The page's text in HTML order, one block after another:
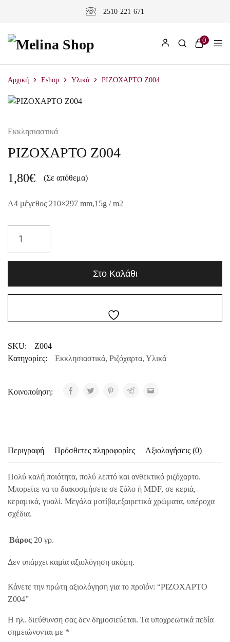
2510 221 671
0
Αρχική Eshop Υλικά ΡΙΖΟΧΑΡΤΟ Z004
Εκκλησιαστικά
ΡΙΖΟΧΑΡΤΟ Z004
1,80€ (Σε απόθεμα)
A4 μέγεθος 210×297 mm,15g / m2
Στο Καλάθι
SKU:
Z004
Κατηγορίες:
Εκκλησιαστικά, Ριζόχαρτα, Υλικά
Κοινοποίηση:
Περιγραφή Πρόσθετες πληροφορίες Αξιολογήσεις (0)
Πολύ καλή ποιότητα, πολύ λεπτό και ανθεκτικό ριζόχαρτο.
Μπορείτε να το διακοσμήσετε σε ξύλο ή MDF, σε κεριά,
κεραμικά, γυαλί. Μεγάλα μοτίβα,εξαιρετικά χρώματα, υπέροχα
σχέδια.
Βάρος 20 γρ.
Δεν υπάρχει καμία αξιολόγηση ακόμη.
Κάνετε την πρώτη αξιολόγηση για το προϊόν: “ΡΙΖΟΧΑΡΤΟ
Z004”
Η ηλ. διεύθυνση σας δεν δημοσιεύεται. Τα υποχρεωτικά πεδία
σημειώνονται με *